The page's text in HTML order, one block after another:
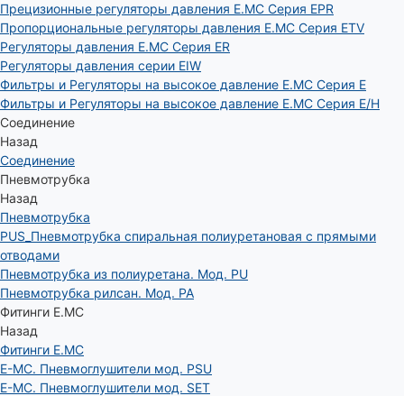
Прецизионные регуляторы давления E.MC Серия EPR
Пропорциональные регуляторы давления E.MC Серия ETV
Регуляторы давления E.MC Серия ER
Регуляторы давления серии EIW
Фильтры и Регуляторы на высокое давление E.MC Серия E
Фильтры и Регуляторы на высокое давление E.MC Серия E/H
Соединение
Назад
Соединение
Пневмотрубка
Назад
Пневмотрубка
PUS_Пневмотрубка спиральная полиуретановая с прямыми
отводами
Пневмотрубка из полиуретана. Мод. РU
Пневмотрубка рилсан. Мод. PA
Фитинги E.MC
Назад
Фитинги E.MC
E-MC. Пневмоглушители мод. PSU
E-MC. Пневмоглушители мод. SET